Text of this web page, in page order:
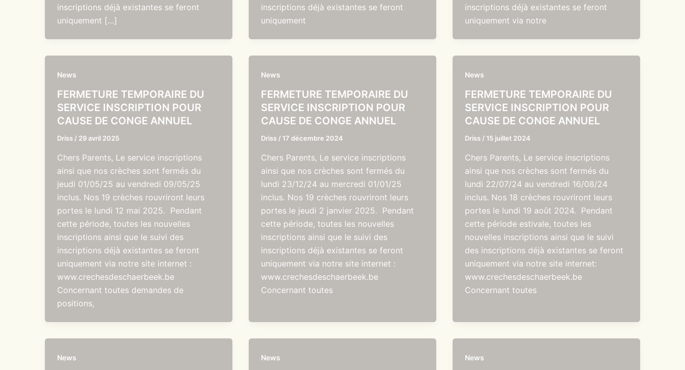
inscriptions déjà existantes se feront
uniquement […]
inscriptions déjà existantes se feront
uniquement
inscriptions déjà existantes se feront
uniquement via notre
News
FERMETURE TEMPORAIRE DU
SERVICE INSCRIPTION POUR
CAUSE DE CONGE ANNUEL
Driss / 29 avril 2025
Chers Parents, Le service inscriptions
ainsi que nos crèches sont fermés du
jeudi 01/05/25 au vendredi 09/05/25
inclus. Nos 19 crèches rouvriront leurs
portes le lundi 12 mai 2025. Pendant
cette période, toutes les nouvelles
inscriptions ainsi que le suivi des
inscriptions déjà existantes se feront
uniquement via notre site internet :
www.crechesdeschaerbeek.be
Concernant toutes demandes de
positions,
News
FERMETURE TEMPORAIRE DU
SERVICE INSCRIPTION POUR
CAUSE DE CONGE ANNUEL
Driss / 17 décembre 2024
Chers Parents, Le service inscriptions
ainsi que nos crèches sont fermés du
lundi 23/12/24 au mercredi 01/01/25
inclus. Nos 19 crèches rouvriront leurs
portes le jeudi 2 janvier 2025. Pendant
cette période, toutes les nouvelles
inscriptions ainsi que le suivi des
inscriptions déjà existantes se feront
uniquement via notre site internet :
www.crechesdeschaerbeek.be
Concernant toutes
News
FERMETURE TEMPORAIRE DU
SERVICE INSCRIPTION POUR
CAUSE DE CONGE ANNUEL
Driss / 15 juillet 2024
Chers Parents, Le service inscriptions
ainsi que nos crèches sont fermés du
lundi 22/07/24 au vendredi 16/08/24
inclus. Nos 18 crèches rouvriront leurs
portes le lundi 19 août 2024. Pendant
cette période estivale, toutes les
nouvelles inscriptions ainsi que le suivi
des inscriptions déjà existantes se feront
uniquement via notre site internet:
www.crechesdeschaerbeek.be
Concernant toutes
News News News